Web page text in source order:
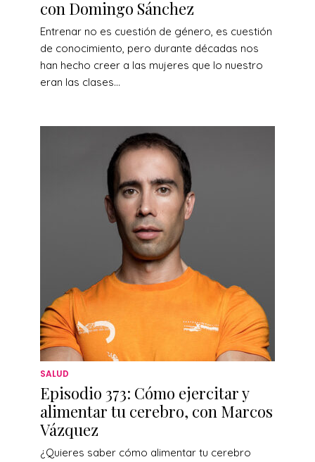
con Domingo Sánchez
Entrenar no es cuestión de género, es cuestión
de conocimiento, pero durante décadas nos
han hecho creer a las mujeres que lo nuestro
eran las clases...
SALUD
Episodio 373: Cómo ejercitar y
alimentar tu cerebro, con Marcos
Vázquez
¿Quieres saber cómo alimentar tu cerebro